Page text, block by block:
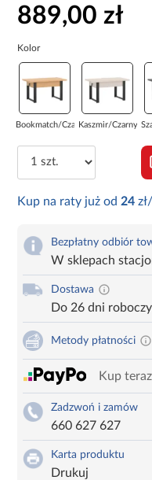
889,00 zł
Kolor
Bookmatch/CzarnyKaszmir/Czarny
Kup na raty już od 24
Bezpłatny odbiór
W sklepach
Dostawa
Do 26 dni
Metody płatności
Kup
Zadzwoń i zamów
660 627 627
Karta produktu
Drukuj